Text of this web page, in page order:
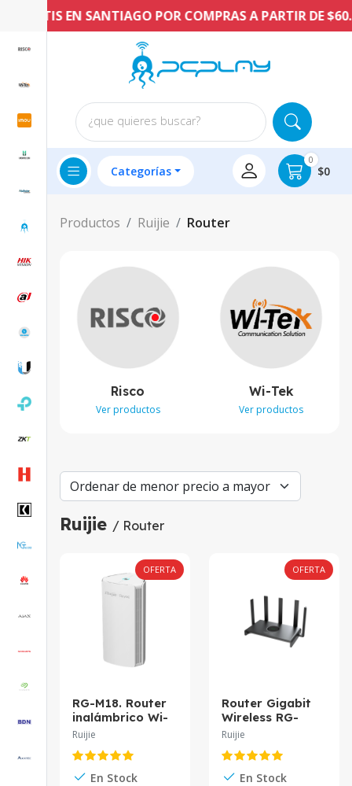
EN SANTIAGO POR COMPRAS A PARTIR DE
¿que quieres buscar?
Categorías
0
$0
Productos Ruijie Router
Risco
Ver productos
Wi-Tek
Ver productos
Ruijie / Router
OFERTA
RG-M18. Router
inalámbrico Wi-
Fi 6 de doble
banda Gigabit
de 1800Mbps.
Ruijie
En Stock
OFERTA
Router Gigabit
Wireless RG-
EW1300G 1300M
Dual-band
Ruijie
En Stock